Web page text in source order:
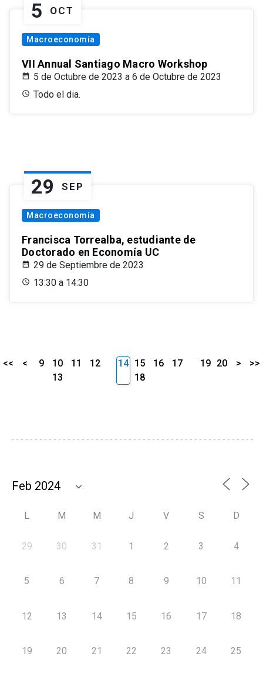
5 OCT
Macroeconomía
VII Annual Santiago Macro Workshop
5 de Octubre de 2023 a 6 de Octubre de 2023
Todo el dia.
29 SEP
Macroeconomía
Francisca Torrealba, estudiante de
Doctorado en Economía UC
29 de Septiembre de 2023
13:30 a 14:30
<< < 9 10 11
12
13
14 15 16
17
18
19 20 > >>
L M M J V S D
29 30 31 1 2 3 4
5 6 7 8 9 10 11
12 13 14 15 16 17 18
19 20 21 22 23 24 25